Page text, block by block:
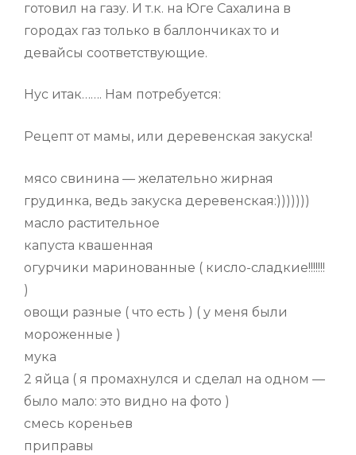
готовил на газу. И т.к. на Юге Сахалина в
городах газ только в баллончиках то и
девайсы соответствующие.
Нус итак……. Нам потребуется:
Рецепт от мамы, или деревенская закуска!
мясо свинина — желательно жирная
грудинка, ведь закуска деревенская:)))))))
масло растительное
капуста квашенная
огурчики маринованные ( кисло-сладкие!!!!!!!
)
овощи разные ( что есть ) ( у меня были
мороженные )
мука
2 яйца ( я промахнулся и сделал на одном —
было мало: это видно на фото )
смесь кореньев
приправы